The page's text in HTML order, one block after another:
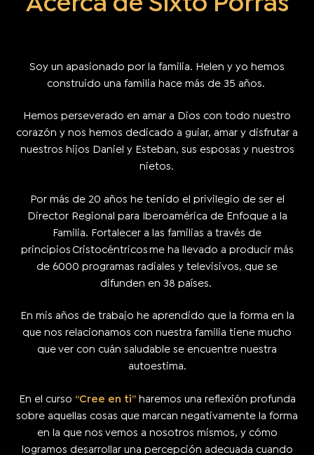
Soy un apasionado por la familia. Helen y yo hemos
construido una familia hace más de 35 años.
Hemos perseverado en amar a Dios con todo nuestro
corazón y nos hemos dedicado a guiar, amar y disfrutar a
nuestros hijos Daniel y Esteban, sus esposas y nuestros
nietos.
Por más de 20 años he tenido el privilegio de ser el
Director Regional para Iberoamérica de Enfoque a la
Familia. Fortalecer a las familias a través de
principios Cristocéntricos me ha llevado a producir más
de 6000 programas radiales y televisivos, que se
difunden en 38 países.
En mis años de trabajo he aprendido que la forma en la
que nos relacionamos con nuestra familia tiene mucho
que ver con cuán saludable se encuentre nuestra
autoestima.
En el curso “Cree en ti” haremos una reflexión profunda
sobre aquellas cosas que marcan negativamente la forma
en la que nos vemos a nosotros mismos, y cómo
logramos desarrollar una percepción adecuada cuando